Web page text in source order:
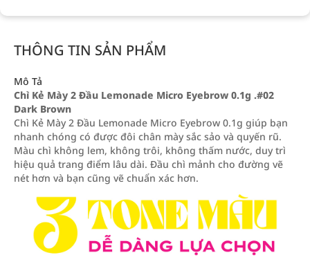
THÔNG TIN SẢN PHẨM
Mô Tả
Chì Kẻ Mày 2 Đầu Lemonade Micro Eyebrow 0.1g .#02
Dark Brown
Chì Kẻ Mày 2 Đầu Lemonade Micro Eyebrow 0.1g giúp bạn
nhanh chóng có được đôi chân mày sắc sảo và quyến rũ.
Màu chì không lem, không trôi, không thấm nước, duy trì
hiệu quả trang điểm lâu dài. Đầu chì mảnh cho đường vẽ
nét hơn và bạn cũng vẽ chuẩn xác hơn.